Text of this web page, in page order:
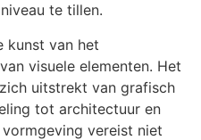
te tillen.
kunst van het
visuele elementen. Het
uitstrekt van grafisch
tot architectuur en
vereist niet